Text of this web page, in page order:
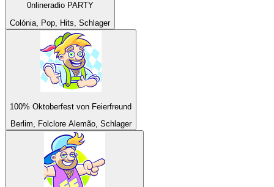
0nlineradio PARTY
Colónia, Pop, Hits, Schlager
100% Oktoberfest von Feierfreund
Berlim, Folclore Alemão, Schlager